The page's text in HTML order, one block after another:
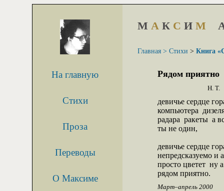
На главную
Стихи
Проза
Переводы
О Максиме
М А К С И М
Главная > Стихи > Книга
Рядом приятно
Н. Т.
девичье сердце
компьютера
радара  ракеты  а
ты не один,
девичье сердце
непредсказуемо и
просто цветет  ну
рядом приятно.
Март–апрель 2000